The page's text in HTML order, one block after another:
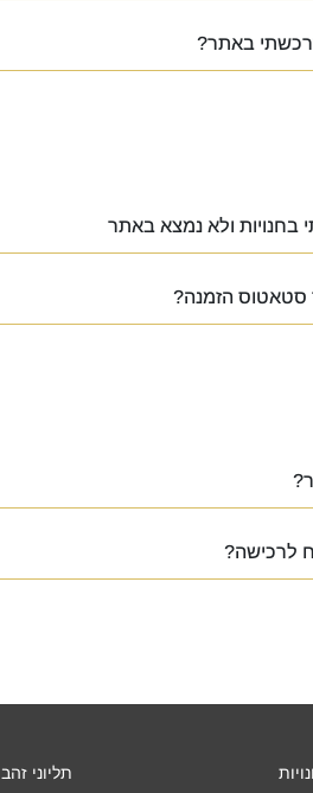
באתר?
בחנויות ולא נמצא באתר
סטאטוס הזמנה?
לרכישה?
תליוני זהב